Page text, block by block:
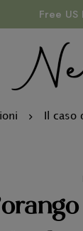
Free
Il